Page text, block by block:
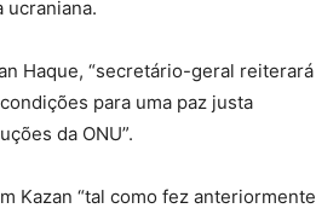
ucraniana.
Haque, “secretário-geral reiterará
para uma paz justa
da ONU”.
Kazan “tal como fez anteriormente